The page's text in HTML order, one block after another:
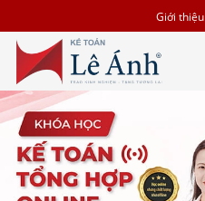
Giới thiệu